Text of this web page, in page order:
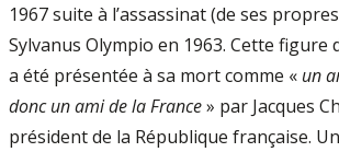
1967 suite à l’assassinat (de ses
Sylvanus Olympio en 1963. Cette figure
a été présentée à sa mort comme « un
donc un ami de la France» par Jacques
président de la République française.